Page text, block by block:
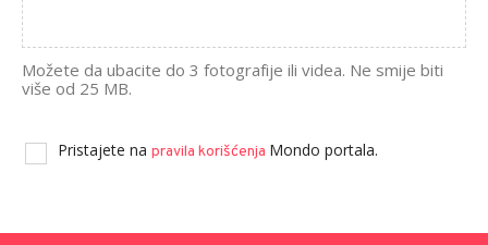
Možete da ubacite do 3 fotografije ili videa. Ne smije biti
više od 25 MB.
Pristajete na pravila korišćenja Mondo portala.